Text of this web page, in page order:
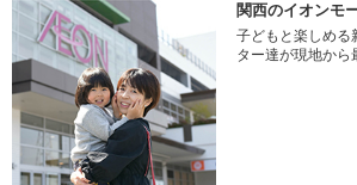
関西のイオンモ
子どもと楽しめる
ター達が現地から